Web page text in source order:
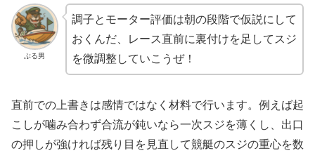
ぶる男
調子とモーター評価は朝の段階で仮説にして
おくんだ、レース直前に裏付けを足してスジ
を微調整していこうぜ！
直前での上書きは感情ではなく材料で行います。例えば起
こしが噛み合わず合流が鈍いなら一次スジを薄くし、出口
の押しが強ければ残り目を見直して競艇のスジの重心を数